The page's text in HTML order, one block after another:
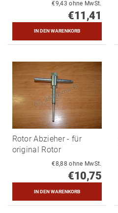
€9,43 ohne MwSt.
€11,41
Rotor Abzieher - für
original Rotor
€8,88 ohne MwSt.
€10,75